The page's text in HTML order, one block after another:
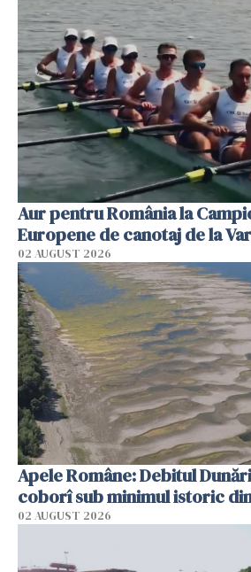
Aur pentru România la
Europene de canotaj de la
02 AUGUST 2026
Apele Române: Debitul
coborî sub minimul istoric
02 AUGUST 2026